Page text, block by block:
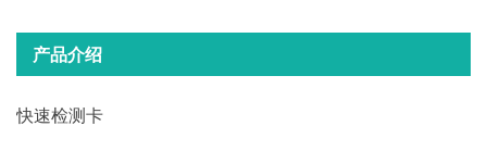
产品介绍
快速检测卡